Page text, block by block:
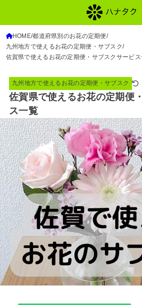
HOME 都道府県別のお花の定期便
九州地方で使えるお花の定期便・サブスク
佐賀県で使えるお花の定期便・サブスクサービス
九州地方で使えるお花の定期便・サブスク
佐賀県で使えるお花の定期便
ス一覧